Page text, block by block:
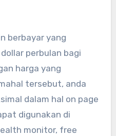
berbayar yang
perbulan bagi
harga yang
tersebut, anda
dalam hal on page
digunakan di
monitor, free